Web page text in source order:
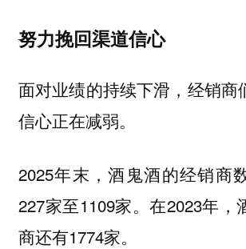
努力挽回渠道信心
面对业绩的持续下滑，经销商
信心正在减弱。
2025年末，酒鬼酒的经销商
227家至1109家。在2023年，
商还有1774家。